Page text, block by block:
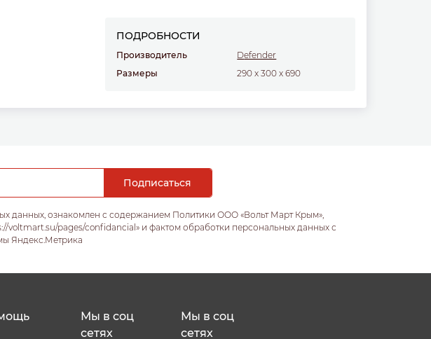
ПОДРОБНОСТИ
Производитель
Defender
Размеры
290 x300 x690
данных, ознакомлен с содержанием Политики ООО «Вольт Март Крым»,
pages/confidancial» и фактом обработки персональных данных с
Яндекс.Метрика
Мы в соц
сетях
Мы в соц
сетях